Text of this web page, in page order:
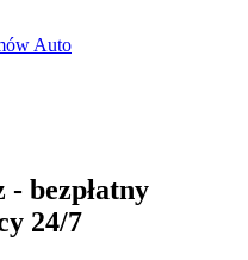
Auto
- bezpłatny
24/7